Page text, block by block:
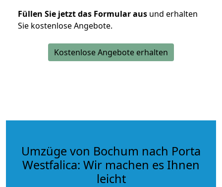
Füllen Sie jetzt das Formular aus und erhalten
Sie kostenlose Angebote.
Kostenlose Angebote erhalten
Umzüge von Bochum nach Porta
Westfalica: Wir machen es Ihnen
leicht